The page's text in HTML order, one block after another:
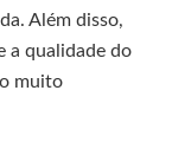
Além disso,
a qualidade do
muito